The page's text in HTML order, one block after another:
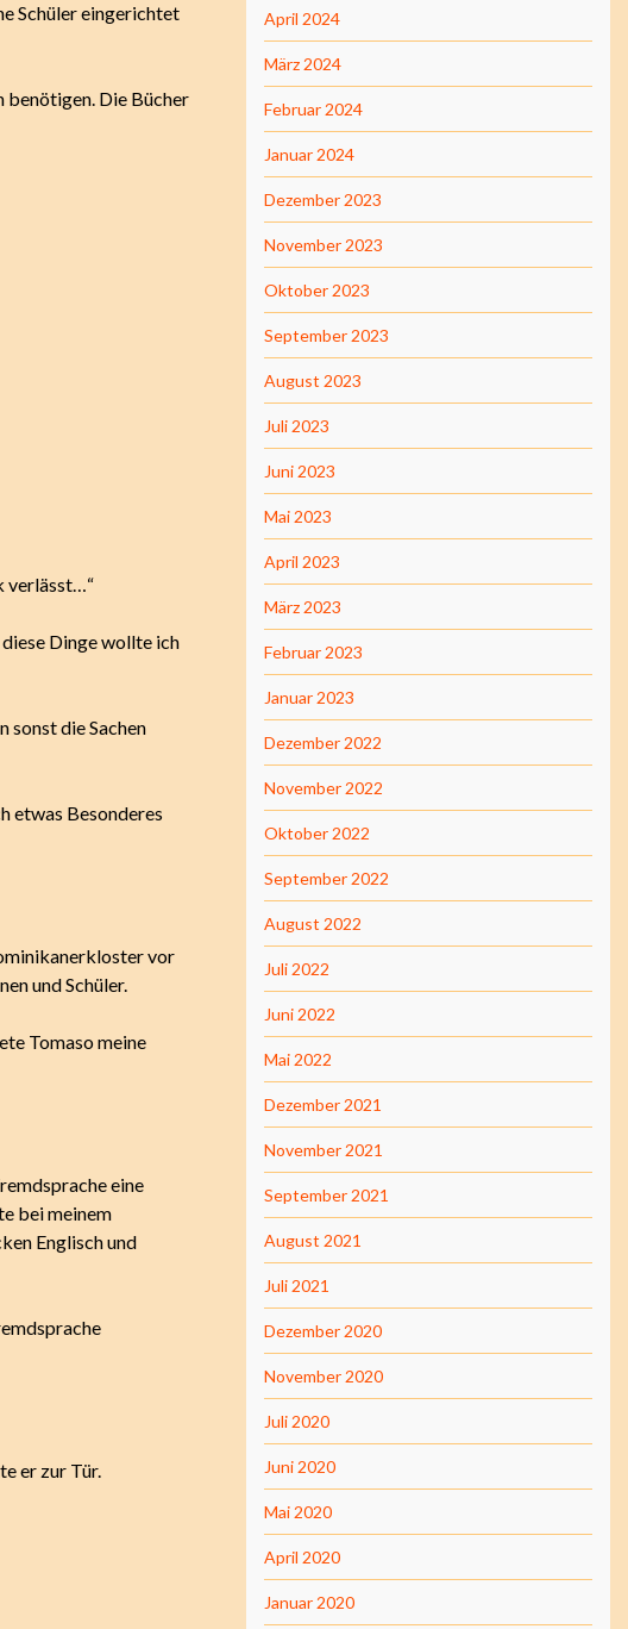
Schüler eingerichtet
benötigen. Die Bücher
verlässt…“
Dinge wollte ich
sonst die Sachen
etwas Besonderes
vor
und Schüler.
Tomaso meine
eine
bei meinem
Englisch und
er zur Tür.
April 2024
März 2024
Februar 2024
Januar 2024
Dezember 2023
November 2023
Oktober 2023
September 2023
August 2023
Juli 2023
Juni 2023
Mai 2023
April 2023
März 2023
Februar 2023
Januar 2023
Dezember 2022
November 2022
Oktober 2022
September 2022
August 2022
Juli 2022
Juni 2022
Mai 2022
Dezember 2021
November 2021
September 2021
August 2021
Juli 2021
Dezember 2020
November 2020
Juli 2020
Juni 2020
Mai 2020
April 2020
Januar 2020